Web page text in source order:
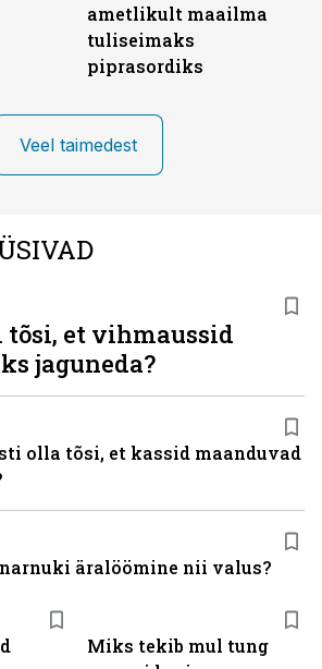
ametlikult maailma
tuliseimaks
piprasordiks
Veel taimedest
Miks tekib mul tung
tõsi, et vihmaussid
jaguneda?
olla tõsi, et kassid maanduvad
äralöömine nii valus?